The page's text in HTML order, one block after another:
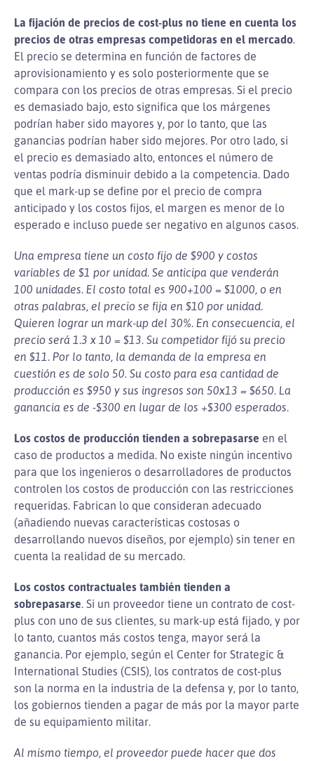
La fijación de precios de cost-plus no tiene en cuenta los
precios de otras empresas competidoras en el mercado.
El precio se determina en función de factores de
aprovisionamiento y es solo posteriormente que se
compara con los precios de otras empresas. Si el precio
es demasiado bajo, esto significa que los márgenes
podrían haber sido mayores y, por lo tanto, que las
ganancias podrían haber sido mejores. Por otro lado, si
el precio es demasiado alto, entonces el número de
ventas podría disminuir debido a la competencia. Dado
que el mark-up se define por el precio de compra
anticipado y los costos fijos, el margen es menor de lo
esperado e incluso puede ser negativo en algunos casos.
Una empresa tiene un costo fijo de $900 y costos
variables de $1 por unidad. Se anticipa que venderán
100 unidades. El costo total es 900+100 = $1000, o en
otras palabras, el precio se fija en $10 por unidad.
Quieren lograr un mark-up del 30%. En consecuencia, el
precio será 1.3 x 10 = $13. Su competidor fijó su precio
en $11. Por lo tanto, la demanda de la empresa en
cuestión es de solo 50. Su costo para esa cantidad de
producción es $950 y sus ingresos son 50x13 = $650. La
ganancia es de -$300 en lugar de los +$300 esperados.
Los costos de producción tienden a sobrepasarse en el
caso de productos a medida. No existe ningún incentivo
para que los ingenieros o desarrolladores de productos
controlen los costos de producción con las restricciones
requeridas. Fabrican lo que consideran adecuado
(añadiendo nuevas características costosas o
desarrollando nuevos diseños, por ejemplo) sin tener en
cuenta la realidad de su mercado.
Los costos contractuales también tienden a
sobrepasarse. Si un proveedor tiene un contrato de cost-
plus con uno de sus clientes, su mark-up está fijado, y por
lo tanto, cuantos más costos tenga, mayor será la
ganancia. Por ejemplo, según el Center for Strategic &
International Studies (CSIS), los contratos de cost-plus
son la norma en la industria de la defensa y, por lo tanto,
los gobiernos tienden a pagar de más por la mayor parte
de su equipamiento militar.
Al mismo tiempo, el proveedor puede hacer que dos